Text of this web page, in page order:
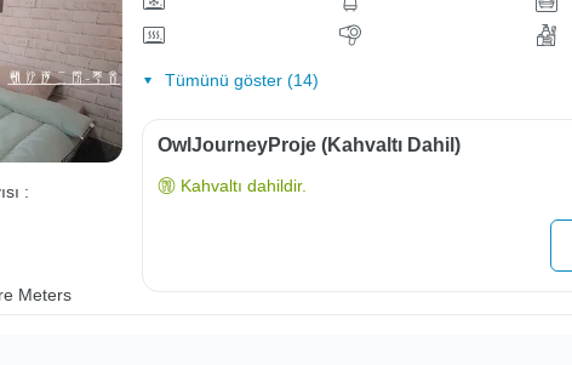
:
Meters
Tümünü göster (14)
OwlJourneyProje (Kahvaltı Dahil)
Kahvaltı dahildir.